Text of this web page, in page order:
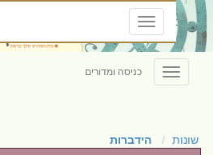
Toggle
navigation
Toggle
navigation
כניסה ומדורים
הידברות